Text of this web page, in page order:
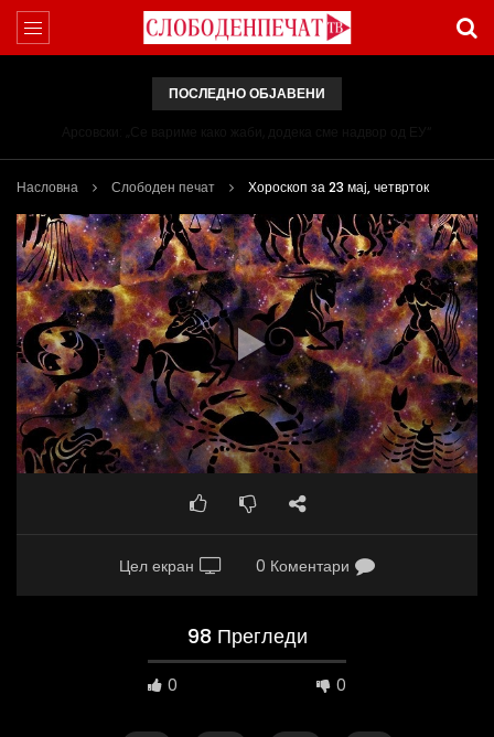
ПОСЛЕДНО ОБЈАВЕНИ
Насловна Слободен печат Хороскоп за 23 мај, четврток
Цел екран 0 Коментари
98 Прегледи
0 0